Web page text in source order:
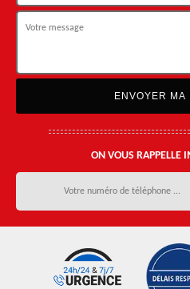
ON VOUS RAPPELLE